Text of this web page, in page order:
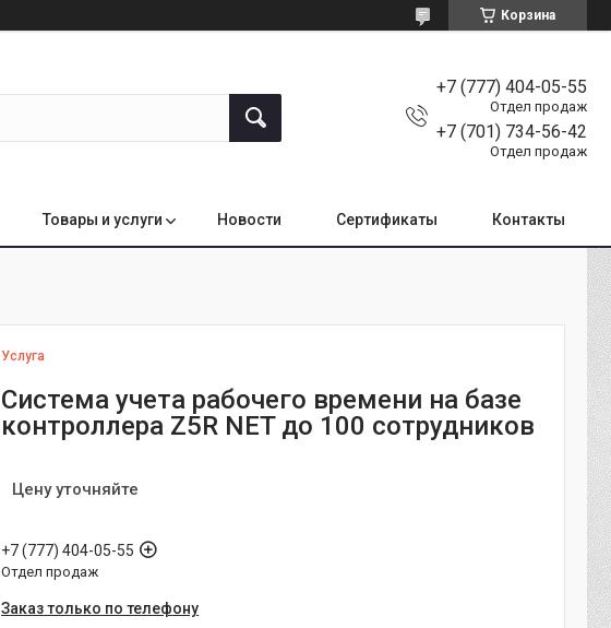
Корзина
+7 (777) 404-05-55
Отдел продаж
+7 (701) 734-56-42
Отдел продаж
Товары и услуги Новости Сертификаты Контакты
Услуга
Система учета рабочего времени на базе
контроллера Z5R NET до 100 сотрудников
Цену уточняйте
+7 (777) 404-05-55
Отдел продаж
Заказ только по телефону